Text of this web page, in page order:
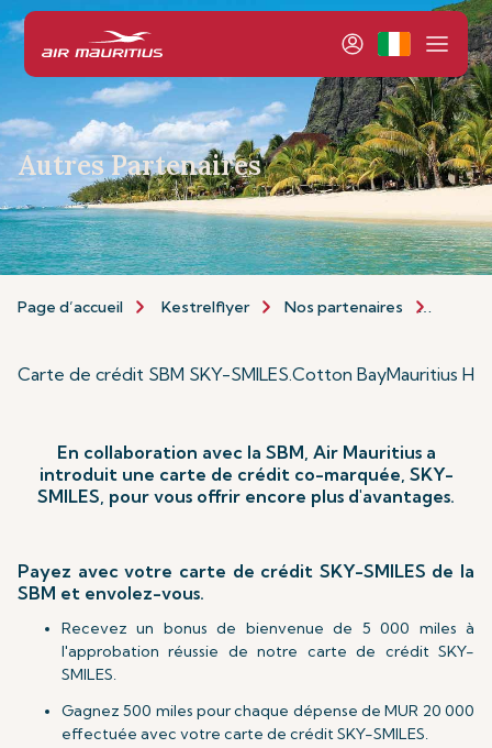
Autres Partenaires
Page d’accueil Kestrelflyer Nos partenaires
Carte de crédit SBM SKY-SMILES.Cotton BayMauritius
En collaboration avec la SBM, Air Mauritius a
introduit une carte de crédit co-marquée, SKY-
SMILES, pour vous offrir encore plus d'avantages.
Payez avec votre carte de crédit SKY-SMILES de la
SBM et envolez-vous.
Recevez un bonus de bienvenue de 5 000 miles à
l'approbation réussie de notre carte de crédit SKY-
SMILES.
Gagnez 500 miles pour chaque dépense de MUR 20 000
effectuée avec votre carte de crédit SKY-SMILES.